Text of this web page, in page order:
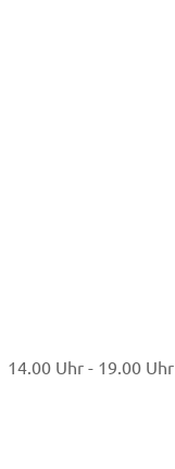
Uhr - 19.00 Uhr